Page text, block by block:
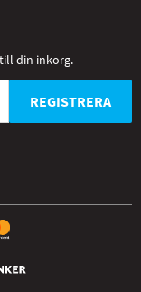
din inkorg.
REGISTRERA